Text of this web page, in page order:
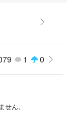
1 0
ん。